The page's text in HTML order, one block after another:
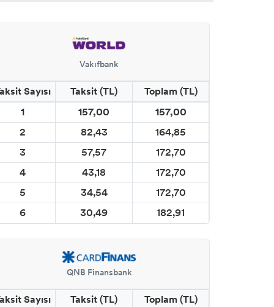
Vakıfbank
Sayısı Taksit (TL)
Toplam (TL)
1
157,00
157,00
2
82,43
164,85
3
57,57
172,70
4
43,18
172,70
5
34,54
172,70
6
30,49 182,91
QNB Finansbank
Sayısı Taksit (TL)
Toplam (TL)